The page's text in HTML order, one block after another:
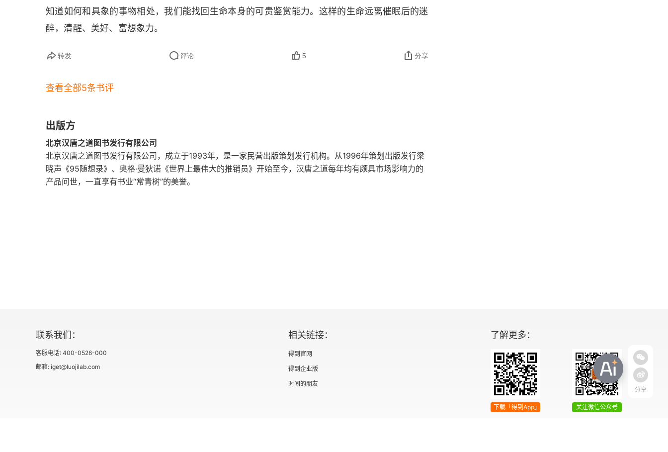
知道如何和具象的事物相处，我们能找回生命本身的可贵鉴赏能力。这样的生命远离催眠后的迷
醉，清醒、美好、富想象力。
转发 评论 5 分享
查看全部5条书评
出版方
北京汉唐之道图书发行有限公司
北京汉唐之道图书发行有限公司，成立于1993年，是一家民营出版策划发行机构。从1996年策划出版发行梁
晓声《95随想录》、奥格·曼狄诺《世界上最伟大的推销员》开始至今，汉唐之道每年均有颇具市场影响力的
产品问世，一直享有书业“常青树”的美誉。
分享
联系我们：
客服电话: 400-0526-000
邮箱: iget@luojilab.com
相关链接：
得到官网
得到企业版
时间的朋友
了解更多：
下载「得到App」 关注微信公众号